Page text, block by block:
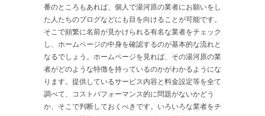
番のところもあれば、個人で湯河原の業者にお願いをし
た人たちのブログなどにも目を向けることが可能です。
そこで頻繁に名前が見かけられる有名な業者をチェック
し、ホームページの中身を確認するのが基本的な流れと
なるでしょう。ホームページを見れば、その湯河原の業
者がどのような特徴を持っているのかがわかるようにな
ります。提供しているサービス内容と料金設定等を全て
調べて、コストパフォーマンス的に問題がないかどう
か、そこで判断しておくべきです。いろいろな業者をチ